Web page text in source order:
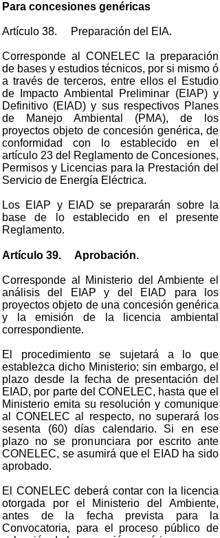
Para concesiones genéricas
Artículo 38. Preparación del EIA.
Corresponde al CONELEC la preparación
de bases y estudios técnicos, por si mismo ó
a través de terceros, entre ellos el Estudio
de Impacto Ambiental Preliminar (EIAP) y
Definitivo (EIAD) y sus respectivos Planes
de Manejo Ambiental (PMA), de los
proyectos objeto de concesión genérica, de
conformidad con lo establecido en el
artículo 23 del Reglamento de Concesiones,
Permisos y Licencias para la Prestación del
Servicio de Energía Eléctrica.
Los EIAP y EIAD se prepararán sobre la
base de lo establecido en el presente
Reglamento.
Artículo 39. Aprobación.
Corresponde al Ministerio del Ambiente el
análisis del EIAP y del EIAD para los
proyectos objeto de una concesión genérica
y la emisión de la licencia ambiental
correspondiente.
El procedimiento se sujetará a lo que
establezca dicho Ministerio; sin embargo, el
plazo desde la fecha de presentación del
EIAD, por parte del CONELEC, hasta que el
Ministerio emita su resolución y comunique
al CONELEC al respecto, no superará los
sesenta (60) días calendario. Si en ese
plazo no se pronunciara por escrito ante
CONELEC, se asumirá que el EIAD ha sido
aprobado.
El CONELEC deberá contar con la licencia
otorgada por el Ministerio del Ambiente,
antes de la fecha prevista para la
Convocatoria, para el proceso público de